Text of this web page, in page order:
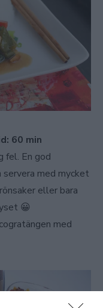
60 min
fel. En god
servera med mycket
eller bara
😀
med